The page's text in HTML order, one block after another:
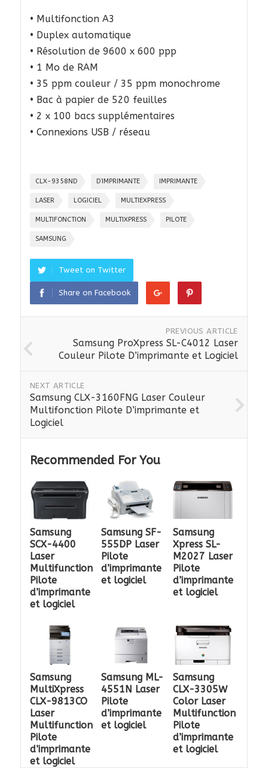
• Multifonction A3
• Duplex automatique
• Résolution de 9600 x 600 ppp
• 1 Mo de RAM
• 35 ppm couleur / 35 ppm monochrome
• Bac à papier de 520 feuilles
• 2 x 100 bacs supplémentaires
• Connexions USB / réseau
CLX-9358ND D’IMPRIMANTE IMPRIMANTE
LASER LOGICIEL MULTIEXPRESS
MULTIFONCTION MULTIXPRESS PILOTE
SAMSUNG
Tweet on Twitter
Share on Facebook
PREVIOUS ARTICLE
Samsung ProXpress SL-C4012 Laser
Couleur Pilote D’imprimante et Logiciel
NEXT ARTICLE
Samsung CLX-3160FNG Laser Couleur
Multifonction Pilote D’imprimante et
Logiciel
Recommended For You
Samsung
SCX-4400
Laser
Multifunction
Pilote
d’imprimante
et logiciel
Samsung SF-
555DP Laser
Pilote
d’imprimante
et logiciel
Samsung
Xpress SL-
M2027 Laser
Pilote
d’imprimante
et logiciel
Samsung
MultiXpress
CLX-9813CO
Laser
Multifunction
Pilote
d’imprimante
et logiciel
Samsung ML-
4551N Laser
Pilote
d’imprimante
et logiciel
Samsung
CLX-3305W
Color Laser
Multifunction
Pilote
d’imprimante
et logiciel